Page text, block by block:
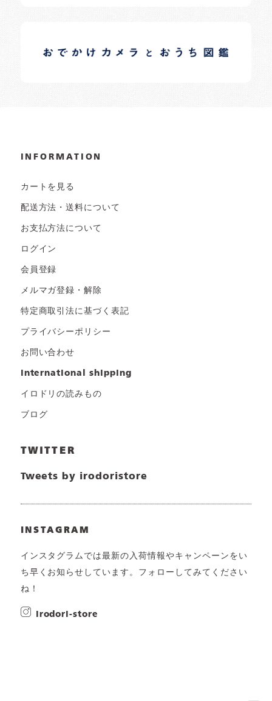
日常の様子など随時更新中です。
INFORMATION
カートを見る
配送方法・送料について
お支払方法について
ログイン
会員登録
メルマガ登録・解除
特定商取引法に基づく表記
プライバシーポリシー
お問い合わせ
international shipping
イロドリの読みもの
ブログ
TWITTER
Tweets by irodoristore
INSTAGRAM
インスタグラムでは最新の入荷情報やキャンペーンをい
ち早くお知らせしています。フォローしてみてください
ね！
irodori-store